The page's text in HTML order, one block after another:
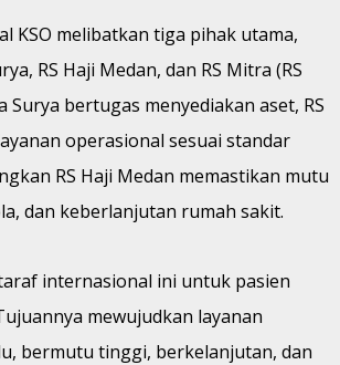
KSO melibatkan tiga pihak utama,
RS Haji Medan, dan RS Mitra (RS
Surya bertugas menyediakan aset, RS
operasional sesuai standar
RS Haji Medan memastikan mutu
dan keberlanjutan rumah sakit.
internasional ini untuk pasien
mewujudkan layanan
bermutu tinggi, berkelanjutan, dan